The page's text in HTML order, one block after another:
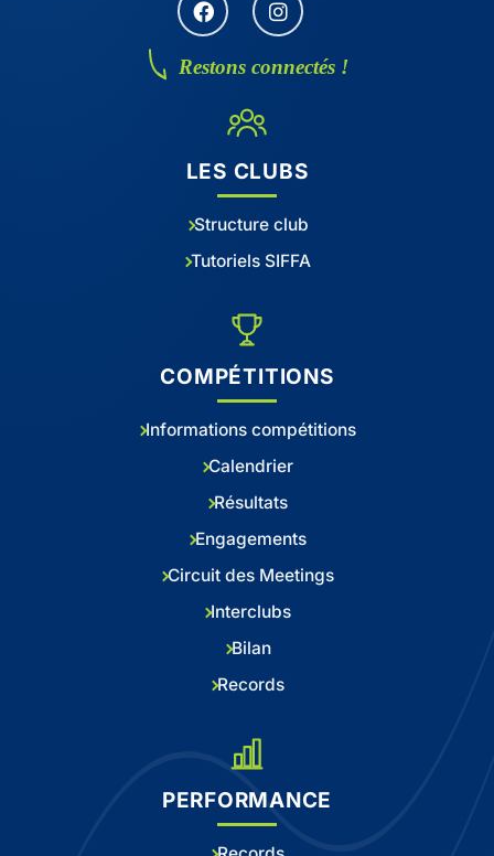
Restons connectés !
LES CLUBS
Structure club
Tutoriels SIFFA
COMPÉTITIONS
Informations compétitions
Calendrier
Résultats
Engagements
Circuit des Meetings
Interclubs
Bilan
Records
PERFORMANCE